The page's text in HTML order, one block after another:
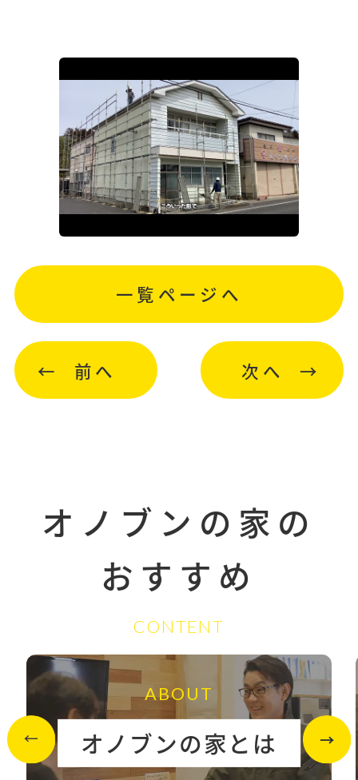
前へ
一覧ページへ
次へ
オノブンの家の
おすすめ
CONTENT
ABOUT
オノブンの家とは